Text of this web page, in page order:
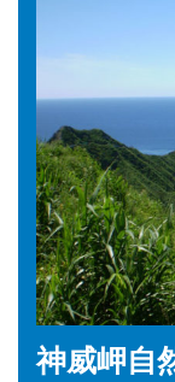
神威岬自